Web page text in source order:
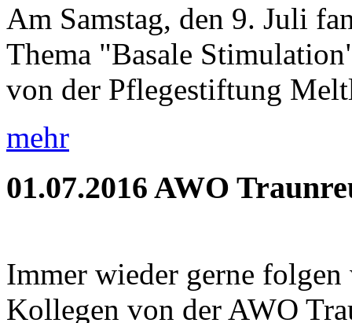
Am Samstag, den 9. Juli
Thema "Basale
von der Pflegestiftung
mehr
01.07.2016 AWO
Immer wieder gerne
Kollegen von der AWO